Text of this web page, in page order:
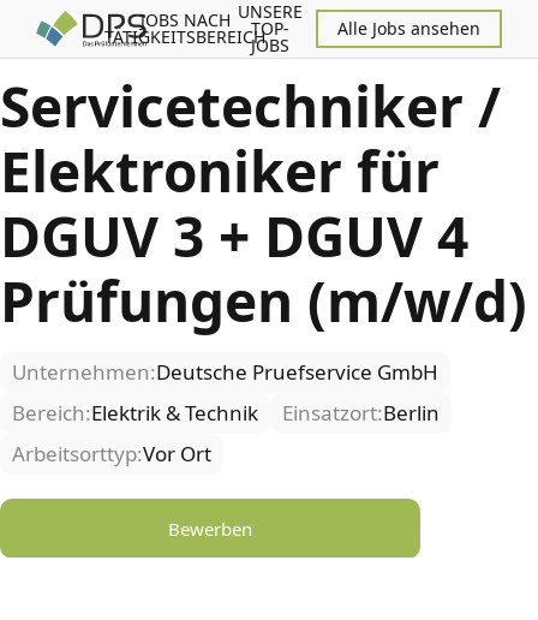
JOBS NACH
TÄTIGKEITSBEREICH
UNSERE
TOP-
JOBS
Alle Jobs ansehen
Servicetechniker /
Elektroniker für
DGUV 3 + DGUV 4
Prüfungen (m/w/d)
Unternehmen:Deutsche Pruefservice GmbH
Bereich:Elektrik & Technik Einsatzort:Berlin
Arbeitsorttyp:Vor Ort
Bewerben